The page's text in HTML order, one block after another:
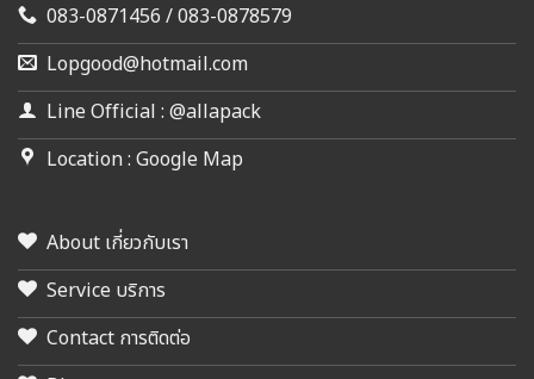
083-0871456 / 083-0878579
Lopgood@hotmail.com
Line Official : @allapack
Location : Google Map
About เกี่ยวกับเรา
Service บริการ
Contact การติดต่อ